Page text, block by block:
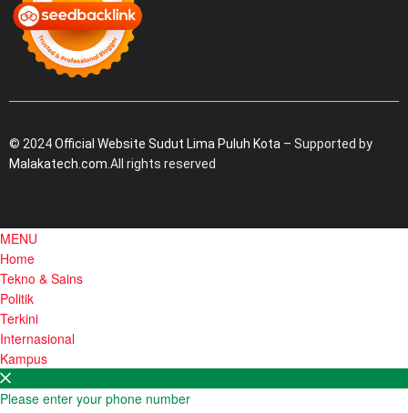
© 2024Official Website Sudut Lima Puluh Kota – Supported by
Malakatech.com.All rights reserved
MENU
Home
Tekno & Sains
Politik
Terkini
Internasional
Kampus
Please enter your phone number